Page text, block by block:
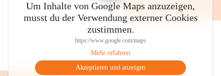
Um Inhalte von Google Maps anzuzeigen,
musst du der Verwendung externer Cookies
zustimmen.
https://www.google.com/maps
Mehr erfahren
Akzeptieren und anzeigen